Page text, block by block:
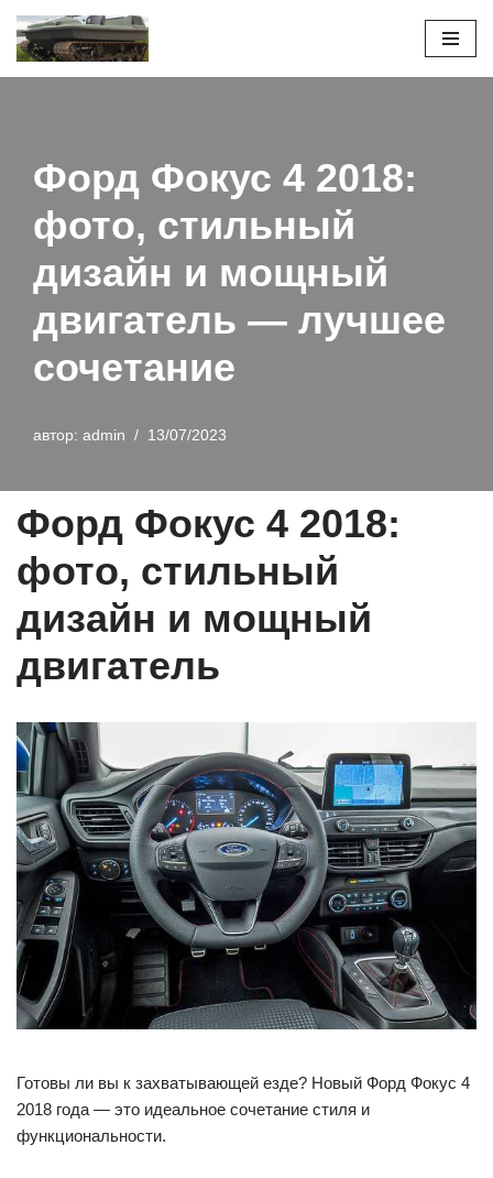
Перейти
Форд Фокус 4 2018:
фото, стильный
дизайн и мощный
двигатель — лучшее
сочетание
автор: admin 13/07/2023
Форд Фокус 4 2018:
фото, стильный
дизайн и мощный
двигатель
Готовы ли вы к захватывающей езде? Новый Форд Фокус 4
2018 года — это идеальное сочетание стиля и
функциональности.